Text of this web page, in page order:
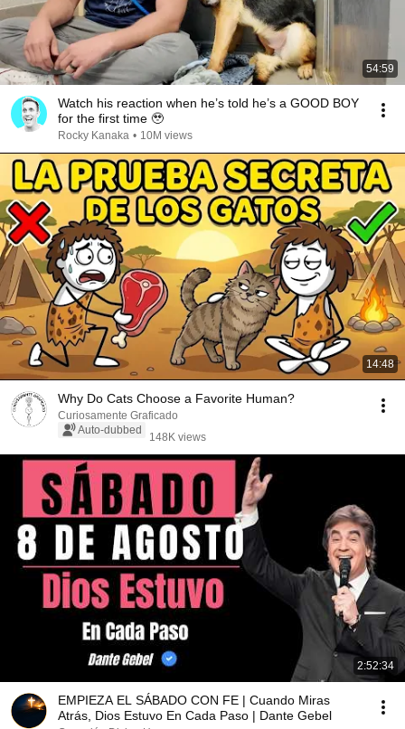
54:59
Watch his reaction when he’s told he’s a GOOD BOY
for the first time 🥹
Rocky Kanaka • 10M views
14:48
Why Do Cats Choose a Favorite Human?
Curiosamente Graficado
Auto-dubbed
148K views
2:52:34
EMPIEZA EL SÁBADO CON FE | Cuando Miras
Atrás, Dios Estuvo En Cada Paso | Dante Gebel